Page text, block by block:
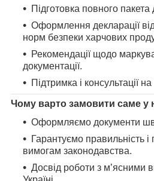
Підготовка повного пакета
Оформлення декларації
норм безпеки харчових
Рекомендації щодо
документації.
Підтримка і консультації
Чому варто замовити саме у
Оформляємо документи
Гарантуємо правильність і
вимогам законодавства.
Досвід роботи з м’ясними